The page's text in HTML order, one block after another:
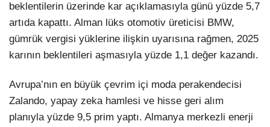
beklentilerin üzerinde kar açıklamasıyla günü yüzde 5,7
artıda kapattı. Alman lüks otomotiv üreticisi BMW,
gümrük vergisi yüklerine ilişkin uyarısına rağmen, 2025
karının beklentileri aşmasıyla yüzde 1,1 değer kazandı.
Avrupa’nın en büyük çevrim içi moda perakendecisi
Zalando, yapay zeka hamlesi ve hisse geri alım
planıyla yüzde 9,5 prim yaptı. Almanya merkezli enerji